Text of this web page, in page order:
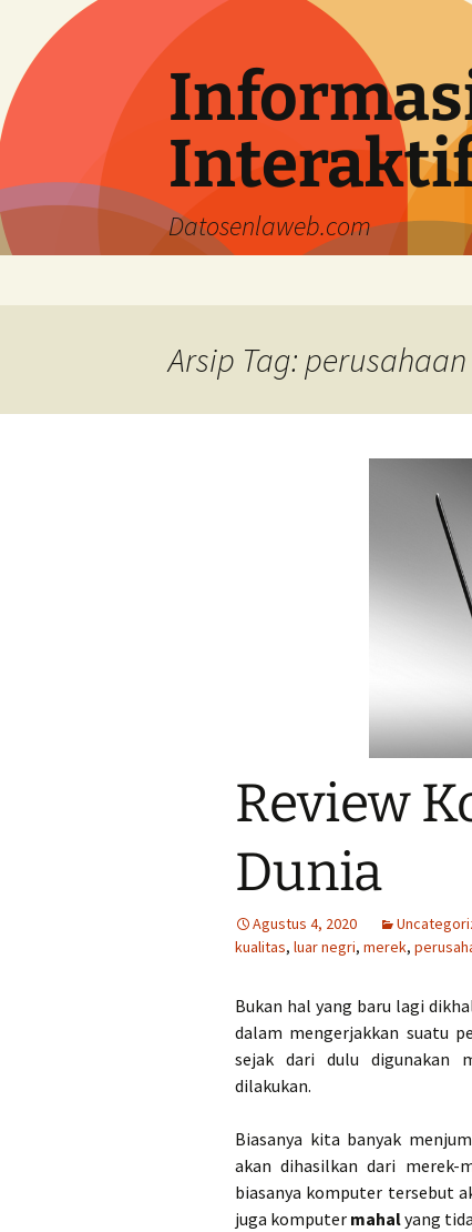
Langsung
Datosenlaweb.com
Arsip Tag: perusahaan
Review
Dunia
Agustus 4, 2020
kualitas, luar negri, merek,
Bukan hal yang baru lagi
dalam mengerjakkan suatu
sejak dari dulu digunakan
dilakukan.
Biasanya kita banyak
akan dihasilkan dari merek-
biasanya komputer tersebut
juga komputer mahalyang